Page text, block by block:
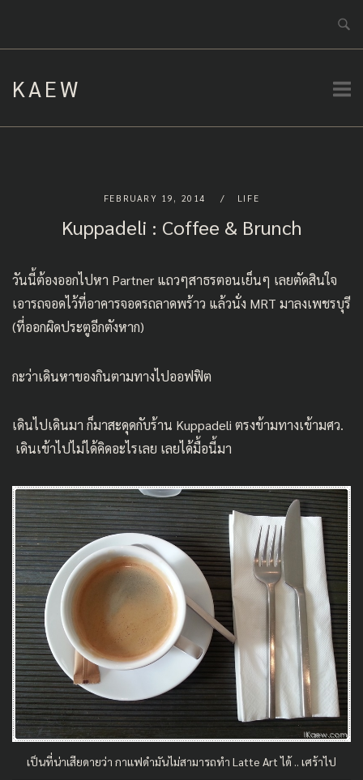
KAEW
FEBRUARY 19, 2014 LIFE
Kuppadeli : Coffee & Brunch
วันนี้ต้องออกไปหา Partner แถวๆสาธรตอนเย็นๆ เลยตัดสินใจ
เอารถจอดไว้ที่อาคารจอดรถลาดพร้าว แล้วนั่ง MRT มาลงเพชรบุรี
(ที่ออกผิดประตูอีกตังหาก)
กะว่าเดินหาของกินตามทางไปออฟฟิต
เดินไปเดินมา ก็มาสะดุดกับร้าน Kuppadeli ตรงข้ามทางเข้ามศว.
เดินเข้าไปไม่ได้คิดอะไรเลย เลยได้มื้อนี้มา
เป็นที่น่าเสียดายว่า กาแฟดำมันไม่สามารถทำ Latte Art ได้ .. เศร้าไป